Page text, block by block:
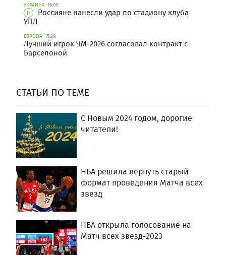
УКРАИНА 16:05
Россияне нанесли удар по стадиону клуба
УПЛ
ЕВРОПА 15:29
Лучший игрок ЧМ-2026 согласовал контракт с
Барселоной
СТАТЬИ ПО ТЕМЕ
С Новым 2024 годом, дорогие
читатели!
НБА решила вернуть старый
формат проведения Матча всех
звезд
НБА открыла голосование на
Матч всех звезд-2023